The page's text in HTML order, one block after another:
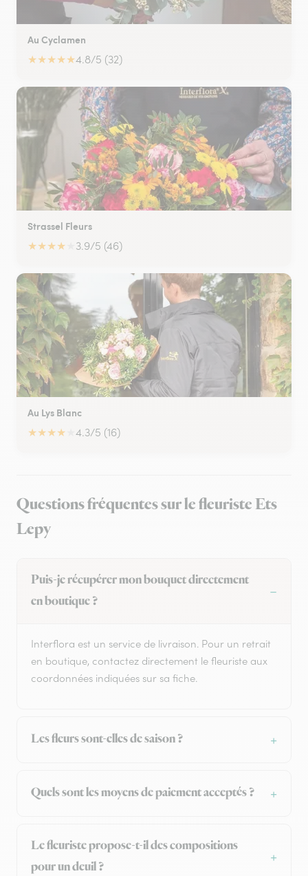
Au Cyclamen
★★★★★4.8/5 (32)
Strassel Fleurs
★★★★ 3.9/5 (46)
Au Lys Blanc
★★★★ 4.3/5 (16)
Questions fréquentes sur le fleuriste Ets
Lepy
Puis-je récupérer mon bouquet directement
en boutique ?
Interflora est un service de livraison. Pour un retrait
en boutique, contactez directement le fleuriste aux
coordonnées indiquées sur sa fiche.
Les fleurs sont-elles de saison ?
Quels sont les moyens de paiement acceptés ?
Le fleuriste propose-t-il des compositions
pour un deuil ?